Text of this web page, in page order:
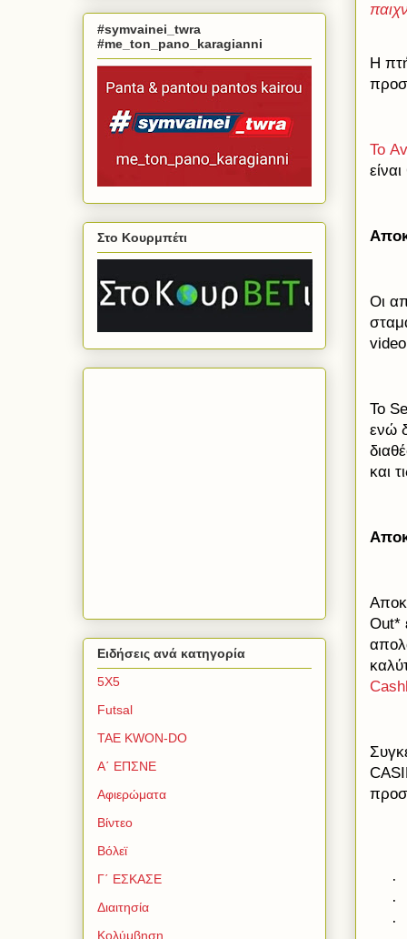
Η
To Α
Οι
video
Το
ενώ
και
Οut*
·
·
·
#symvainei_twra
#me_ton_pano_karagianni
Στο Κουρμπέτι
Ειδήσεις ανά κατηγορία
5Χ5
Futsal
TAE KWON-DO
Α΄ ΕΠΣΝΕ
Αφιερώματα
Βίντεο
Βόλεϊ
Γ΄ ΕΣΚΑΣΕ
Διαιτησία
Κολύμβηση